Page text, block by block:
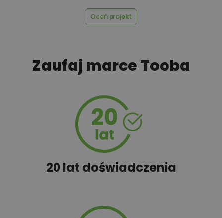
Tablica informacyjna 50,00 zł
Wyceń adaptację
Oceń projekt
Zaufaj marce Tooba
20 lat doświadczenia